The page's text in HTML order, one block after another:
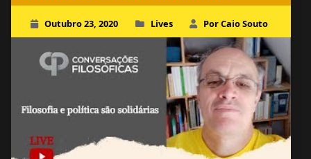
Outubro 23, 2020 Lives Por Caio Souto